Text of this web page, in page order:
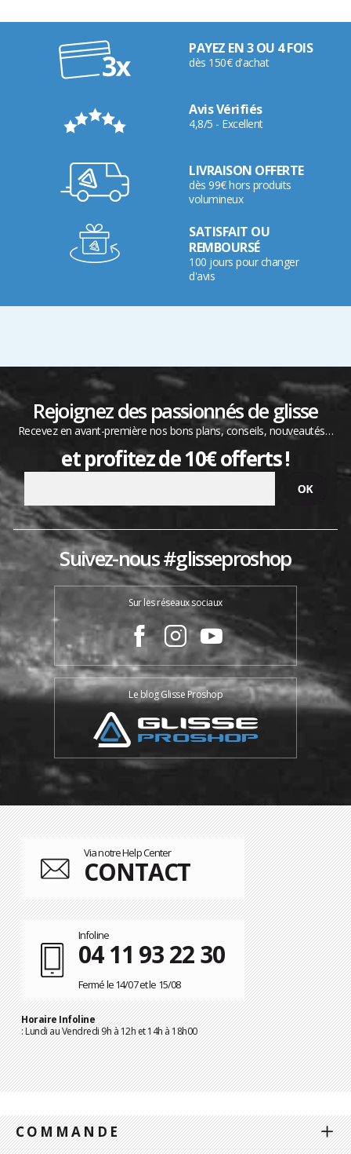
PAYEZ EN 3 OU 4 FOIS
dès 150€ d'achat
Avis Vérifiés
4,8/5 - Excellent
LIVRAISON OFFERTE
dès 99€ hors produits
volumineux
SATISFAIT OU
REMBOURSÉ
100 jours pour changer
d'avis
Rejoignez des passionnés de glisse
Recevez en avant-première nos bons plans, conseils, nouveautés…
et profitez de 10€ offerts !
Suivez-nous #glisseproshop
Sur les réseaux sociaux
Le blog Glisse Proshop
Via notre Help Center
CONTACT
Infoline
04 11 93 22 30
Fermé le 14/07 et le 15/08
Horaire Infoline
: Lundi au Vendredi 9h à 12h et 14h à 18h00
COMMANDE